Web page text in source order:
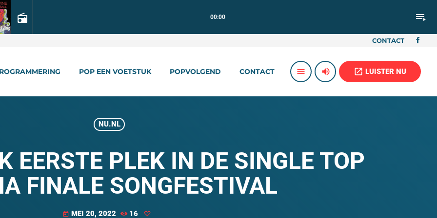
radio 00:00 playlist_play
CONTACT
POP EEN VOETSTUK POPVOLGEND CONTACT menu volume_up open_in_new LUISTER NU
NU.NL
EERSTE PLEK IN DE SINGLE TOP
FINALE SONGFESTIVAL
today MEI 20, 2022 16